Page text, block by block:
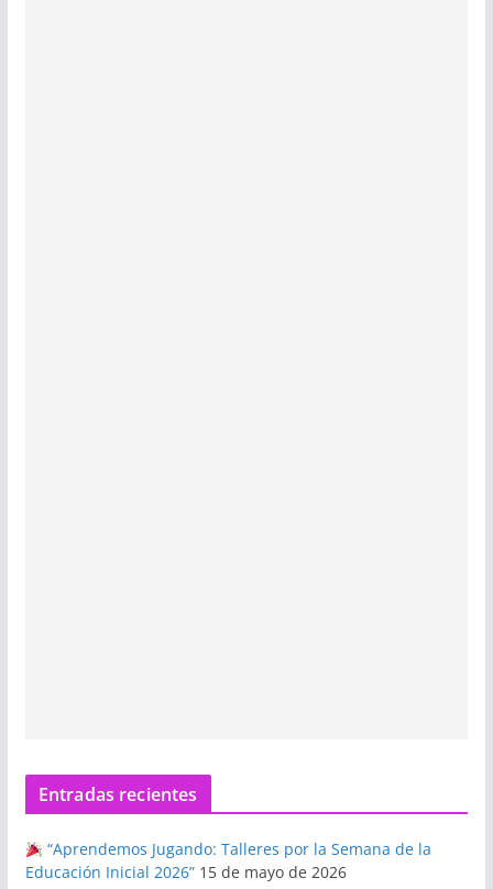
Entradas recientes
“Aprendemos Jugando: Talleres por la Semana de la
Educación Inicial 2026” 15 de mayo de 2026